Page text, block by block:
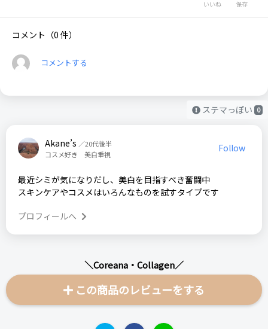
いいね 保存
コメント（0 件）
コメントする
ステマっぽい 0
Akane’s ／20代後半
コスメ好き 美白重視
Follow
最近シミが気になりだし、美白を目指すべき奮闘中
スキンケアやコスメはいろんなものを試すタイプです
プロフィールへ
＼Coreana・Collagen／
この商品のレビューをする